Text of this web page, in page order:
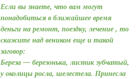
Если вы знаете, что вам могут
понадобиться в ближайшее время
деньги на ремонт, поездку, лечение , то
скажите над веником еще и такой
заговор:
Береза — березонька, листик зубчатый,
у околицы росла, шелестела. Принесла